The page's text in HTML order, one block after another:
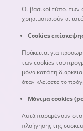
Οι βασικοί τύποι
χρησιμοποιούν οι
Cookies
Πρόκειται για
των cookies του
μόνο κατά τη
όταν κλείσετε το
Μόνιμα cookies
Αυτά παραμένουν
πλοήγησης της